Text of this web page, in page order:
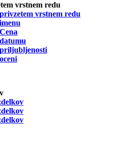
vrstnem redu
privzetem vrstnem redu
imenu
Cena
datumu
priljubljenosti
oceni